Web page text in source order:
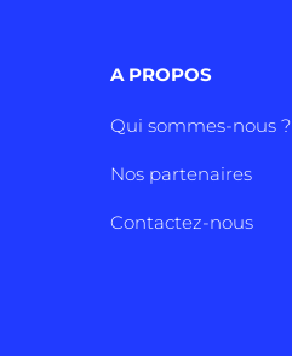
A PROPOS
Qui sommes-nous ?
Nos partenaires
Contactez-nous